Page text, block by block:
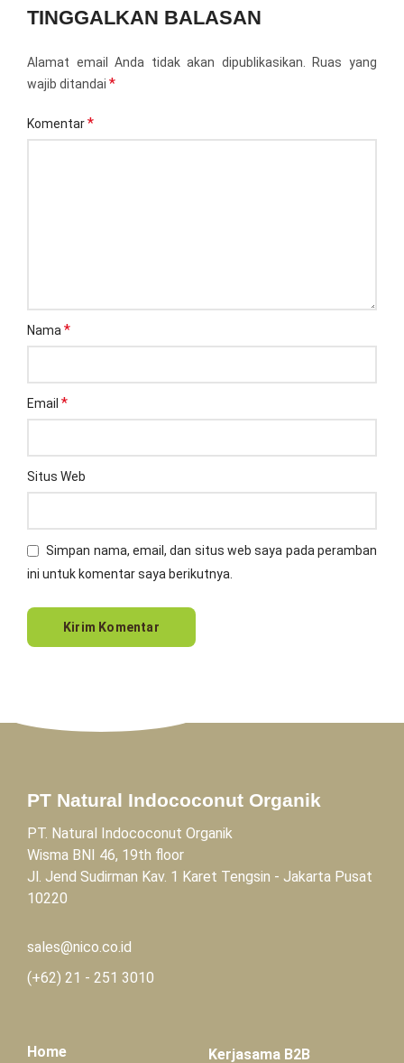
TINGGALKAN BALASAN
Alamat email Anda tidak akan dipublikasikan.
Ruas yang
wajib ditandai *
Komentar*
Nama *
Email *
Situs Web
Simpan nama, email, dan situs web saya pada peramban
ini untuk komentar saya berikutnya.
PT Natural Indococonut Organik
PT. Natural Indococonut Organik
Wisma BNI 46, 19th floor
Jl. Jend Sudirman Kav. 1 Karet Tengsin - Jakarta Pusat
10220
sales@nico.co.id
(+62) 21 - 251 3010
Home Kerjasama B2B